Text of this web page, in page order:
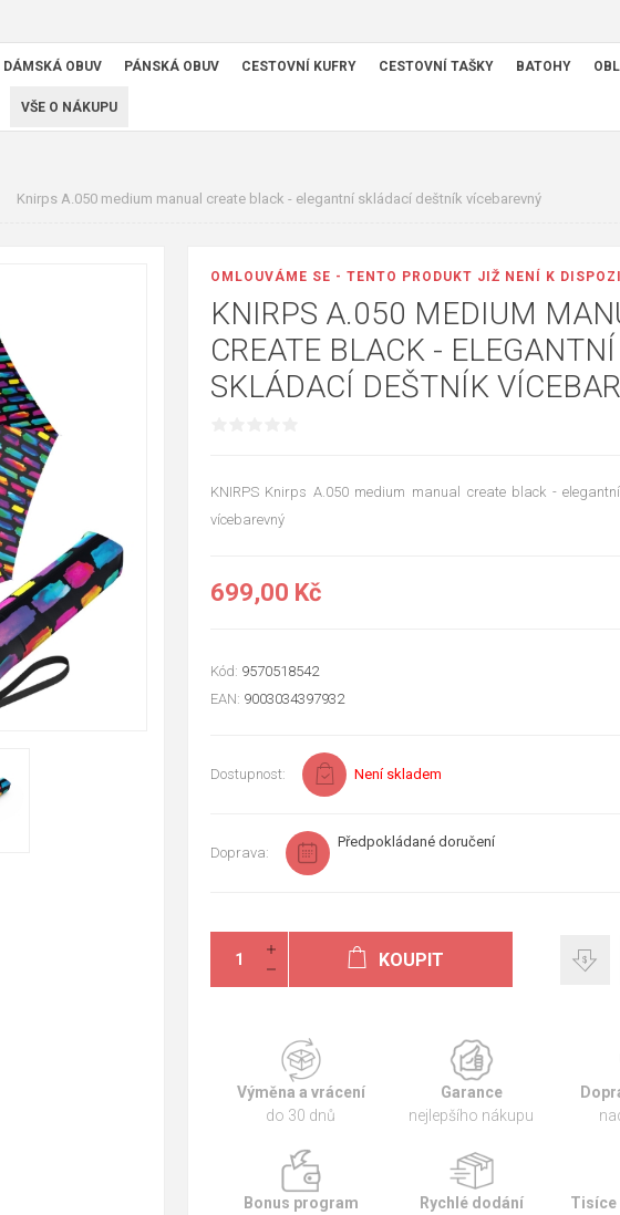
DÁMSKÁ OBUV PÁNSKÁ OBUV CESTOVNÍ KUFRY CESTOVNÍ TAŠKY BATOHY
VŠE O NÁKUPU
Knirps A.050 medium manual create black - elegantní skládací deštník vícebarevný
OMLOUVÁME SE - TENTO PRODUKT JIŽ NENÍ K
KNIRPS A.050 MEDIUM
CREATE BLACK - ELEGANTNÍ
SKLÁDACÍ DEŠTNÍK
KNIRPS Knirps A.050 medium manual create black -
vícebarevný
699,00 Kč
Kód: 9570518542
EAN: 9003034397932
Dostupnost: Není skladem
Doprava:
Předpokládané doručení
KOUPIT
Výměna a vrácení
do 30 dnů
Garance
nejlepšího nákupu
Bonus program
Rychlé dodání
Tisíce